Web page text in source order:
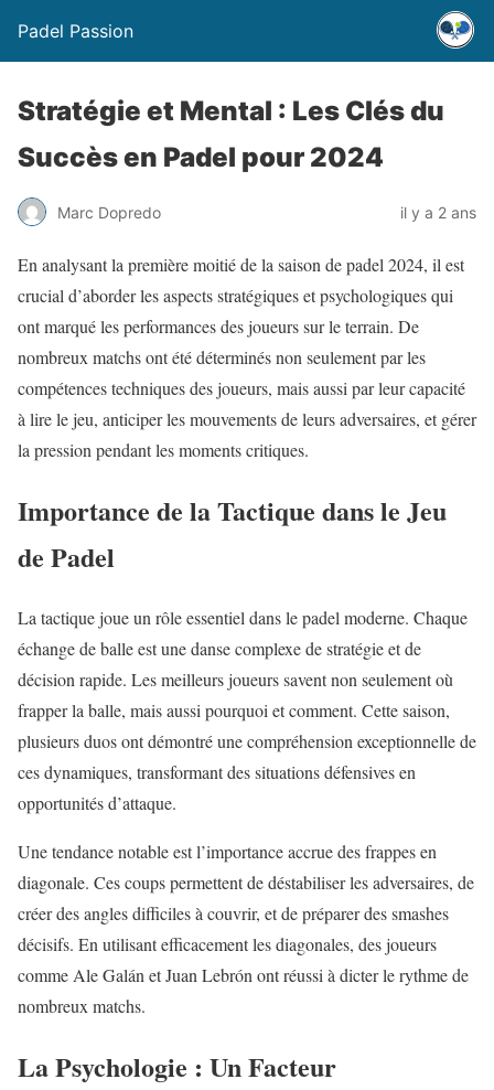
Padel Passion
Stratégie et Mental : Les Clés du
Succès en Padel pour 2024
Marc Dopredo il y a 2 ans
En analysant la première moitié de la saison de padel 2024, il est
crucial d’aborder les aspects stratégiques et psychologiques qui
ont marqué les performances des joueurs sur le terrain. De
nombreux matchs ont été déterminés non seulement par les
compétences techniques des joueurs, mais aussi par leur capacité
à lire le jeu, anticiper les mouvements de leurs adversaires, et gérer
la pression pendant les moments critiques.
Importance de la Tactique dans le Jeu
de Padel
La tactique joue un rôle essentiel dans le padel moderne. Chaque
échange de balle est une danse complexe de stratégie et de
décision rapide. Les meilleurs joueurs savent non seulement où
frapper la balle, mais aussi pourquoi et comment. Cette saison,
plusieurs duos ont démontré une compréhension exceptionnelle de
ces dynamiques, transformant des situations défensives en
opportunités d’attaque.
Une tendance notable est l’importance accrue des frappes en
diagonale. Ces coups permettent de déstabiliser les adversaires, de
créer des angles difficiles à couvrir, et de préparer des smashes
décisifs. En utilisant efficacement les diagonales, des joueurs
comme Ale Galán et Juan Lebrón ont réussi à dicter le rythme de
nombreux matchs.
La Psychologie : Un Facteur